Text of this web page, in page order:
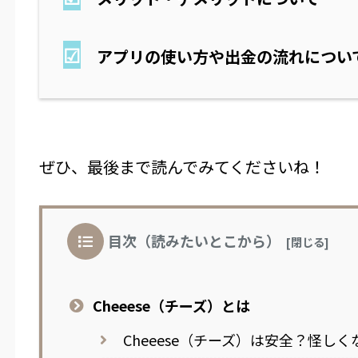
☑ アプリの使い方や出金の流れについ
ぜひ、最後まで読んでみてくださいね！
目次（読みたいとこから）
Cheeese（チーズ）とは
Cheeese（チーズ）は安全？怪しく